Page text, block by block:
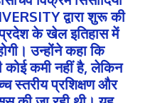
द्वारा शुरू की
के खेल इतिहास में
उन्होंने कहा कि
कमी नहीं है, लेकिन
स्तरीय प्रशिक्षण और